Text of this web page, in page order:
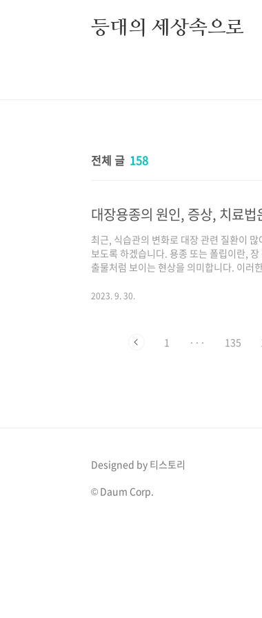
등대의 세상속으로
전체 글 158
대장용종의 원인, 증상, 치료법
최근, 식습관의 변화로 대장 관련 질환이
보도록 하겠습니다. 용종 또는 폴립이란,
출물처럼 보이는 현상을 의미합니다. 이러
대장용종은 상당히 흔한 질환으로 알려져
서, 대장용종은 그 자체로 문제가 될 수도
2023. 9. 30.
1 ··· 135
Designed by 티스토리
© Daum Corp.